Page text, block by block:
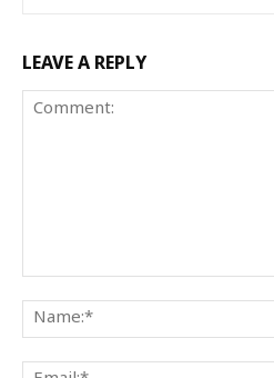
LEAVE A REPLY